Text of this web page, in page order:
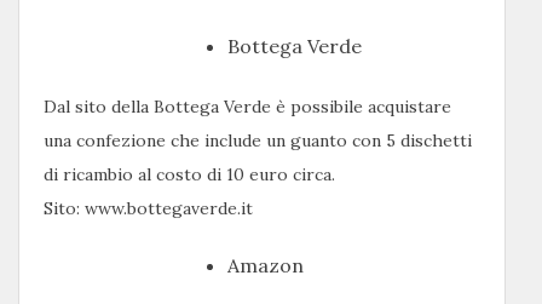
Bottega Verde
Dal sito della Bottega Verde è possibile acquistare
una confezione che include un guanto con 5 dischetti
di ricambio al costo di 10 euro circa.
Sito: www.bottegaverde.it
Amazon